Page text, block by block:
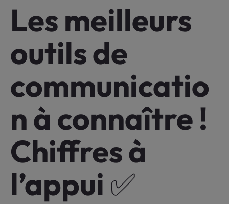
Les meilleurs
outils de
communicatio
n à connaître !
Chiffres à
l’appui ✅